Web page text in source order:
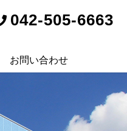
042-505-6663
お問い合わせ